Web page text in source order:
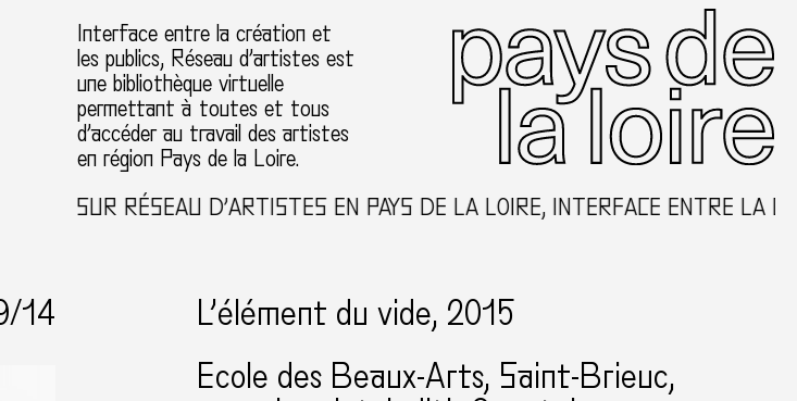
Interface entre la création et
les publics, Réseau d’artistes est
une bibliothèque virtuelle
permettant à toutes et tous
d’accéder au travail des artistes
en région Pays de la Loire.
SUR RÉSEAU D’ARTISTES EN PAYS DE LA LOIRE, INTERFACE ENTRE LA
/14
L’élément du vide, 2015
Ecole des Beaux-Arts Saint-Brieuc